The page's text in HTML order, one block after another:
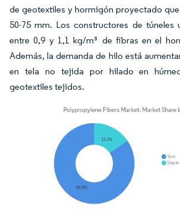
de geotextiles y hormigón proyectado
50-75 mm. Los constructores de túneles
entre 0,9 y 1,1 kg/m³ de fibras en el
Además, la demanda de hilo está
en tela no tejida por hilado en
geotextiles tejidos.